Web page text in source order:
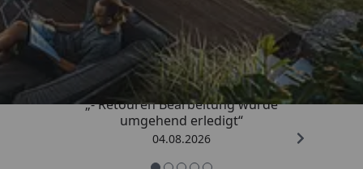
Trusted Shops
4,81/ 5
„- Retouren Bearbeitung wurde
umgehend erledigt“
04.08.2026